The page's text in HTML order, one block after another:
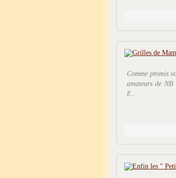
Comme promis
amateurs de
E...